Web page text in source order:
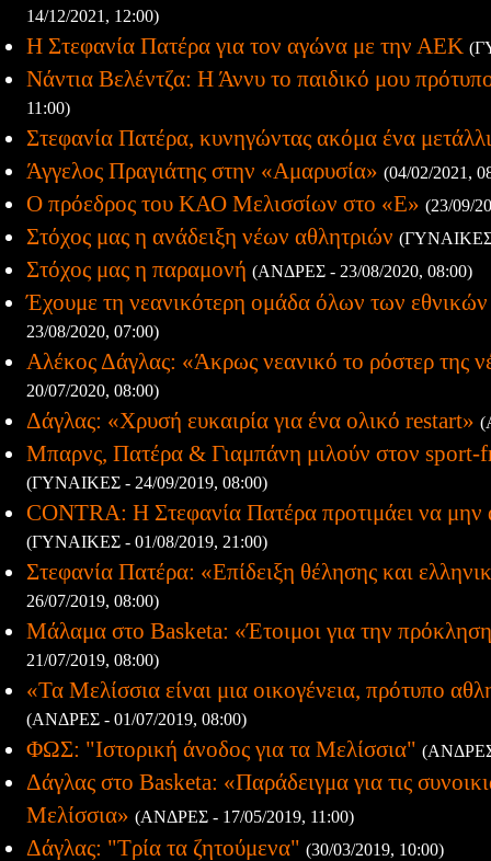
14/12/2021, 12:00)
Η Στεφανία Πατέρα για τον αγώνα με την ΑΕΚ
Νάντια Βελέντζα: Η Άννυ το παιδικό μου
11:00)
Στεφανία Πατέρα, κυνηγώντας ακόμα ένα
Άγγελος Πραγιάτης στην «Αμαρυσία» (04/02/2021,
Ο πρόεδρος του ΚΑΟ Μελισσίων στο «Ε» (23/09/
Στόχος μας η ανάδειξη νέων αθλητριών (ΓΥΝΑΙΚΕΣ
Στόχος μας η παραμονή (ΑΝΔΡΕΣ - 23/08/2020, 08:00)
Έχουμε τη νεανικότερη ομάδα όλων των
23/08/2020, 07:00)
Αλέκος Δάγλας: «Άκρως νεανικό το ρόστερ της
20/07/2020, 08:00)
Δάγλας: «Χρυσή ευκαιρία για ένα ολικό restart»
Μπαρνς, Πατέρα & Γιαμπάνη μιλούν στον sport-
(ΓΥΝΑΙΚΕΣ - 24/09/2019, 08:00)
CONTRA: Η Στεφανία Πατέρα προτιμάει να μην
(ΓΥΝΑΙΚΕΣ - 01/08/2019, 21:00)
Στεφανία Πατέρα: «Επίδειξη θέλησης και
26/07/2019, 08:00)
Μάλαμα στο Basketa: «Έτοιμοι για την
21/07/2019, 08:00)
«Τα Μελίσσια είναι μια οικογένεια, πρότυπο
(ΑΝΔΡΕΣ - 01/07/2019, 08:00)
ΦΩΣ: "Ιστορική άνοδος για τα Μελίσσια" (ΑΝΔΡΕΣ
Δάγλας στο Basketa: «Παράδειγμα για τις
Μελίσσια» (ΑΝΔΡΕΣ - 17/05/2019, 11:00)
Δάγλας: "Τρία τα ζητούμενα" (30/03/2019, 10:00)